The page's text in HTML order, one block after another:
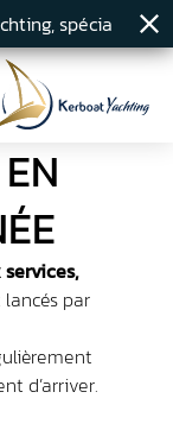
spécialiste du
par
d’arriver.